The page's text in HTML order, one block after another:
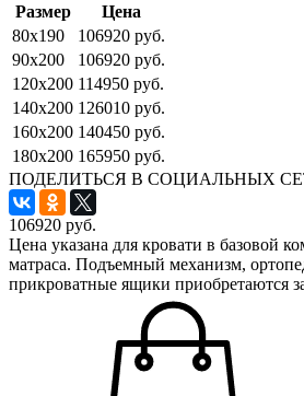
Размер
Цена
80x190
106920 руб.
90x200
106920 руб.
120x200 114950 руб.
140x200 126010 руб.
160x200 140450 руб.
180x200 165950 руб.
ПОДЕЛИТЬСЯ В СОЦИАЛЬНЫХ
106920 руб.
Цена указана для кровати в базовой
матраса. Подъемный механизм,
прикроватные ящики приобретаются